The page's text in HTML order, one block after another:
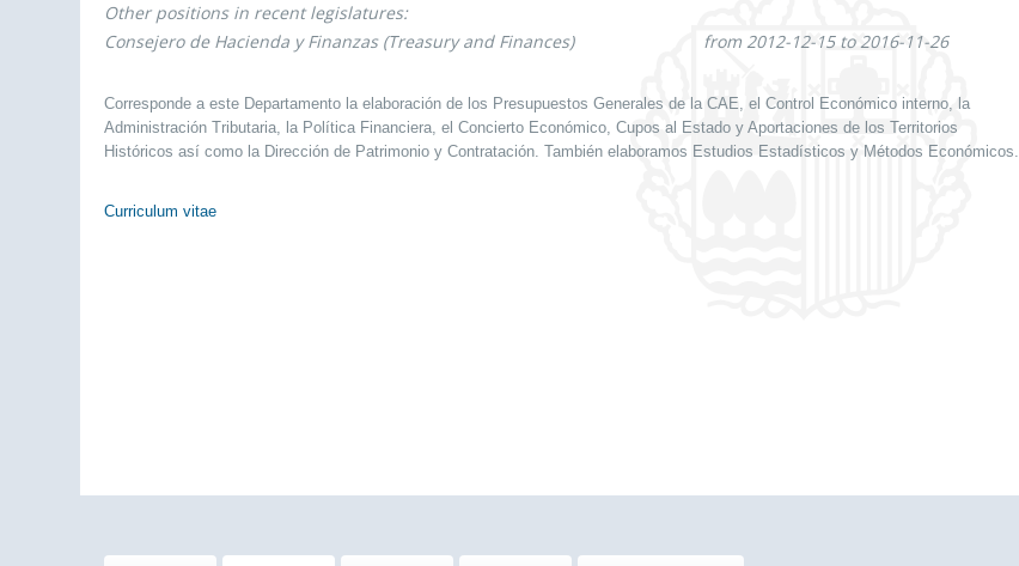
RolesStart date - End date
Other positions in recent legislatures:
Consejero de Hacienda y Finanzas (Treasury and Finances)
from 2012-12-15 to 2016-11-26
Corresponde a este Departamento la elaboración de los Presupuestos Generales de la CAE, el Control Económico interno, la
Administración Tributaria, la Política Financiera, el Concierto Económico, Cupos al Estado y Aportaciones de los Territorios
Históricos así como la Dirección de Patrimonio y Contratación. También elaboramos Estudios Estadísticos y Métodos Económicos.
Curriculum vitae